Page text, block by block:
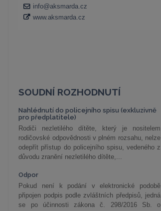
SOUDNÍ ROZHODNUTÍ
Nahlédnutí do policejního spisu (exkluzivně
pro předplatitele)
Rodiči nezletilého dítěte, který je nositelem
rodičovské odpovědnosti v plném rozsahu, nelze
odepřít přístup do policejního spisu, vedeného z
důvodu zranění nezletilého dítěte,...
Odpor
Pokud není k podání v elektronické podobě
připojen podpis podle zvláštních předpisů, jedná
se po účinnosti zákona č. 298/2016 Sb. o